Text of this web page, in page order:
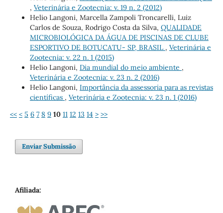
, Veterinária e Zootecnia: v. 19 n. 2 (2012)
Helio Langoni, Marcella Zampoli Troncarelli, Luiz
Carlos de Souza, Rodrigo Costa da Silva, QUALIDADE
MICROBIOLÓGICA DA ÁGUA DE PISCINAS DE CLUBE
ESPORTIVO DE BOTUCATU- SP, BRASIL , Veterinária e
Zootecnia: v. 22 n. 1 (2015)
Helio Langoni, Dia mundial do meio ambiente ,
Veterinária e Zootecnia: v. 23 n. 2 (2016)
Helio Langoni, Importância da assessoria para as revistas
científicas , Veterinária e Zootecnia: v. 23 n. 1 (2016)
<< < 5 6 7 8 9 10 11 12 13 14 > >>
Enviar Submissão
Afiliada: